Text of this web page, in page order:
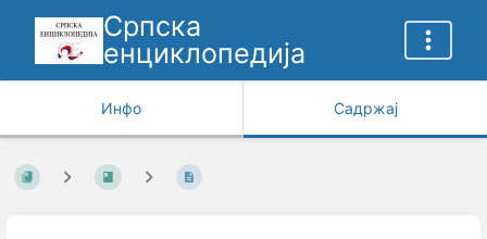
Српска
енциклопедија
Инфо Садржај